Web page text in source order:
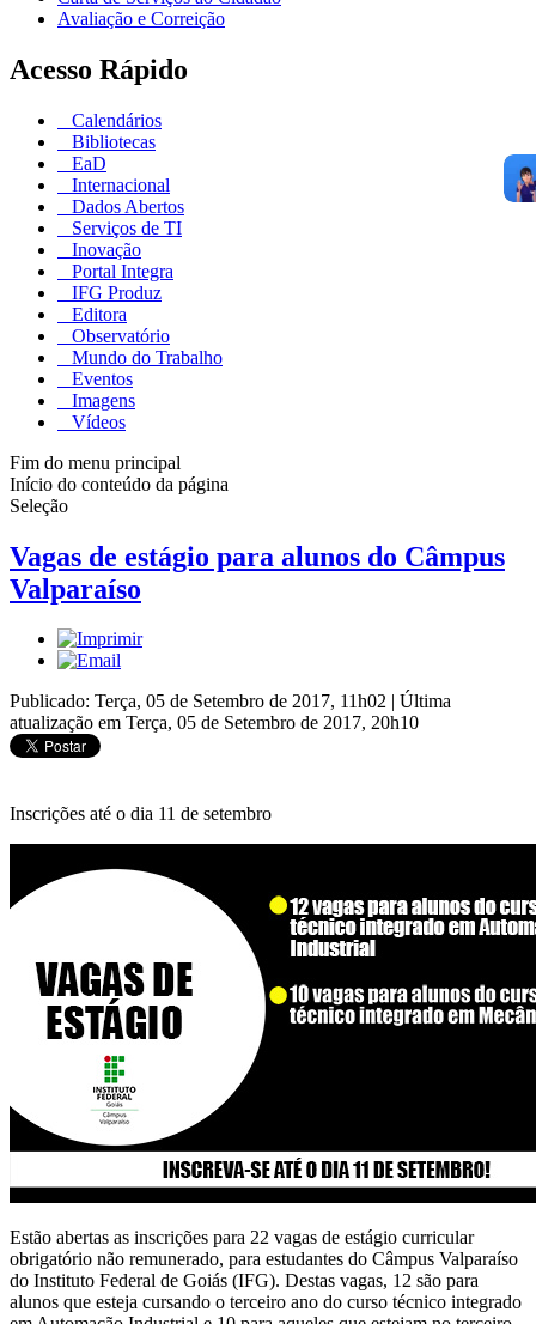
Avaliação e Correição
Acesso Rápido
Calendários
Bibliotecas
EaD
Internacional
Dados Abertos
Serviços de TI
Inovação
Portal Integra
IFG Produz
Editora
Observatório
Mundo do Trabalho
Eventos
Imagens
Vídeos
Fim do menu principal
Início do conteúdo da página
Seleção
Vagas de estágio para alunos do Câmpus
Valparaíso
Publicado: Terça, 05 de Setembro de 2017, 11h02 | Última
atualização em Terça, 05 de Setembro de 2017, 20h10
Inscrições até o dia 11 de setembro
Estão abertas as inscrições para 22 vagas de estágio curricular
obrigatório não remunerado, para estudantes do Câmpus Valparaíso
do Instituto Federal de Goiás (IFG). Destas vagas, 12 são para
alunos que esteja cursando o terceiro ano do curso técnico integrado